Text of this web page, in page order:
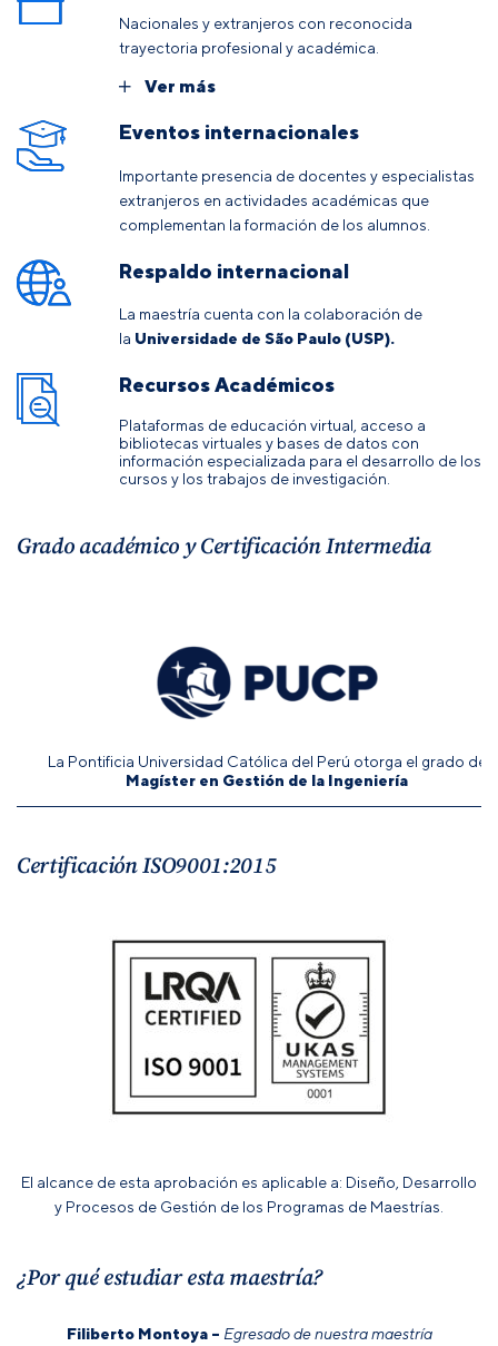
Nacionales y extranjeros con reconocida
trayectoria profesional y académica.
Ver más
Eventos internacionales
Importante presencia de docentes y especialistas
extranjeros en actividades académicas que
complementan la formación de los alumnos.
Respaldo internacional
La maestría cuenta con la colaboración de
la Universidade de São Paulo (USP).
Recursos Académicos
Plataformas de educación virtual, acceso a
bibliotecas virtuales y bases de datos con
información especializada para el desarrollo de los
cursos y los trabajos de investigación.
Grado académico y Certificación Intermedia
La Pontificia Universidad Católica del Perú otorga el grado de
Magíster en Gestión de la Ingeniería
Certificación ISO9001:2015
El alcance de esta aprobación es aplicable a: Diseño, Desarrollo
y Procesos de Gestión de los Programas de Maestrías.
¿Por qué estudiar esta maestría?
Filiberto Montoya – Egresado de nuestra maestría